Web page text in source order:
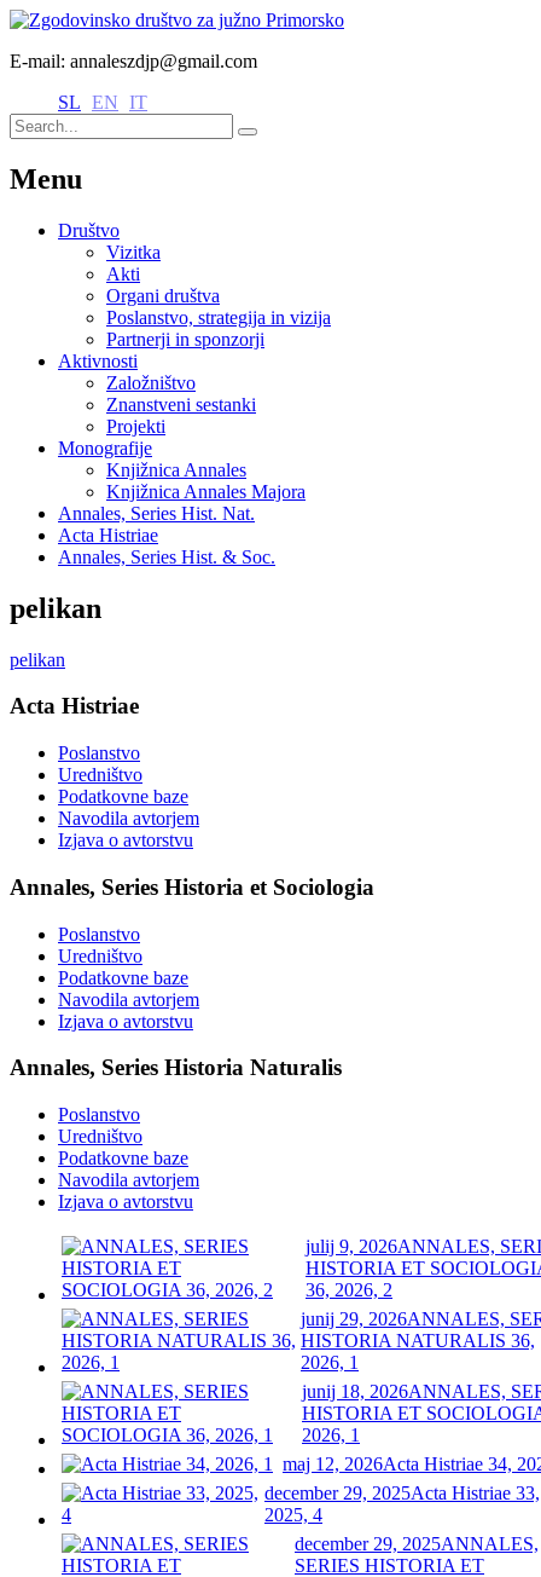
E-mail: annaleszdjp@gmail.com
SL EN IT
Menu
Društvo
Vizitka
Akti
Organi društva
Poslanstvo, strategija in vizija
Partnerji in sponzorji
Aktivnosti
Založništvo
Znanstveni sestanki
Projekti
Monografije
Knjižnica Annales
Knjižnica Annales Majora
Annales, Series Hist. Nat.
Acta Histriae
Annales, Series Hist. & Soc.
pelikan
pelikan
Acta Histriae
Poslanstvo
Uredništvo
Podatkovne baze
Navodila avtorjem
Izjava o avtorstvu
Annales, Series Historia et Sociologia
Poslanstvo
Uredništvo
Podatkovne baze
Navodila avtorjem
Izjava o avtorstvu
Annales, Series Historia Naturalis
Poslanstvo
Uredništvo
Podatkovne baze
Navodila avtorjem
Izjava o avtorstvu
julij 9, 2026ANNALES,
HISTORIA ET
36, 2026, 2
junij 29, 2026ANNALES,
HISTORIA NATURALIS 36,
2026, 1
junij 18, 2026ANNALES,
HISTORIA ET
2026, 1
maj 12, 2026Acta Histriae 34,
december 29, 2025Acta Histriae 33,
2025, 4
december 29, 2025ANNALES,
SERIES HISTORIA ET